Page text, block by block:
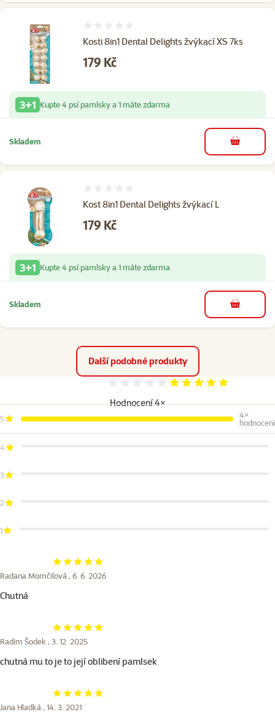
Kosti 8in1 Dental Delights žvýkací XS 7ks
Cena
179 Kč
3+1 Kupte 4 psí pamlsky a 1 máte zdarma
Skladem do košíku
Kost 8in1 Dental Delights žvýkací L
Cena
179 Kč
3+1 Kupte 4 psí pamlsky a 1 máte zdarma
Skladem do košíku
Další podobné produkty
Hodnocení 4×
Hodnocení 100%
5
4×
hodnocení
4
3
2
1
Hodnocení 100%
Radana Momčilová , 6. 6. 2026
Chutná
Hodnocení 100%
Radim Šodek , 3. 12. 2025
chutná mu to je to její oblibení pamlsek
Hodnocení 100%
Jana Hladká , 14. 3. 2021